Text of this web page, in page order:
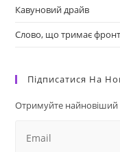
Кавуновий драйв
Слово, що тримає фронт
Підписатися На
Отримуйте найновіший